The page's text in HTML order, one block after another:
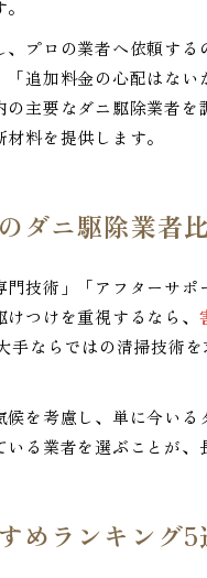
プロの業者へ依頼す
追加料金の心配はな
主要なダニ駆除業者
料を提供します。
ダニ駆除業者
技術」「アフターサ
つけを重視するなら、
ならではの清掃技術
を考慮し、単に今い
る業者を選ぶことが、
めランキング5